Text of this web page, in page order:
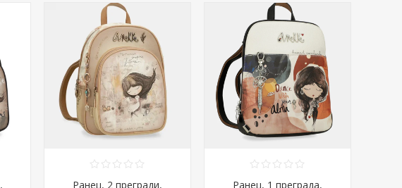
Ранец, 2 прегради,
Ранец, 1 преграда,